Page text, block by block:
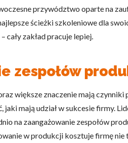
przywództwo oparte na
ścieżki szkoleniowe dla
cały zakład pracuje lepiej.
zespołów
większe znaczenie mają
jaki mają udział w sukcesie firmy.
na zaangażowanie zespołów
w produkcji kosztuje firmę nie